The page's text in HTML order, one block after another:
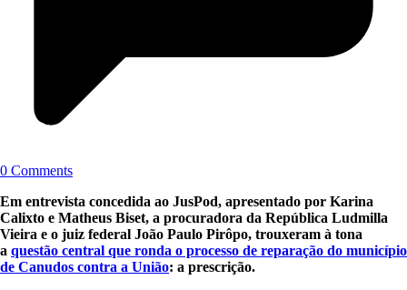
0 Comments
Em entrevista concedida ao JusPod, apresentado por Karina
Calixto e Matheus Biset, a procuradora da República Ludmilla
Vieira e o juiz federal João Paulo Pirôpo, trouxeram à tona
a questão central que ronda o processo de reparação do município
de Canudos contra a União: a prescrição.